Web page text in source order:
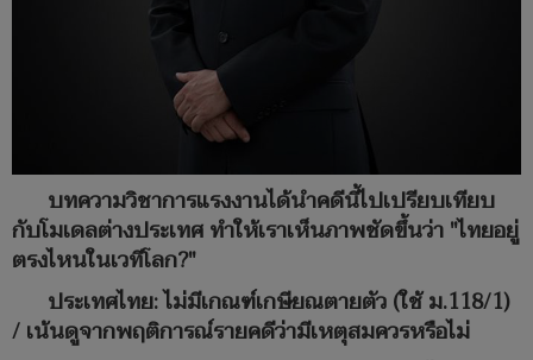
บทความวิชาการแรงงานได้นำคดีนี้ไปเปรียบเทียบ
กับโมเดลต่างประเทศ ทำให้เราเห็นภาพชัดขึ้นว่า "ไทยอยู่
ตรงไหนในเวทีโลก?"
ประเทศไทย: ไม่มีเกณฑ์เกษียณตายตัว (ใช้ ม.118/1)
/ เน้นดูจากพฤติการณ์รายคดีว่ามีเหตุสมควรหรือไม่